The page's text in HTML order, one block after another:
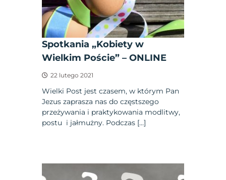
Spotkania „Kobiety w
Wielkim Poście” – ONLINE
22 lutego 2021
Wielki Post jest czasem, w którym Pan
Jezus zaprasza nas do częstszego
przeżywania i praktykowania modlitwy,
postu i jałmużny. Podczas […]